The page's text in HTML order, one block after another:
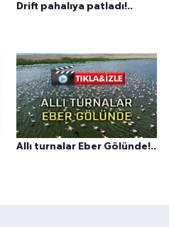
Drift pahalıya patladı!..
Allı turnalar Eber Gölünde!..